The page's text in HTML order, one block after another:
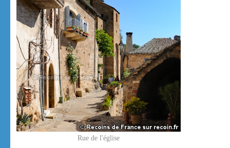
Rue de l'église